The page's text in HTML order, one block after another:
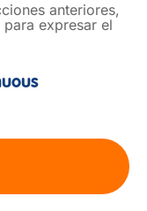
anteriores,
expresar el